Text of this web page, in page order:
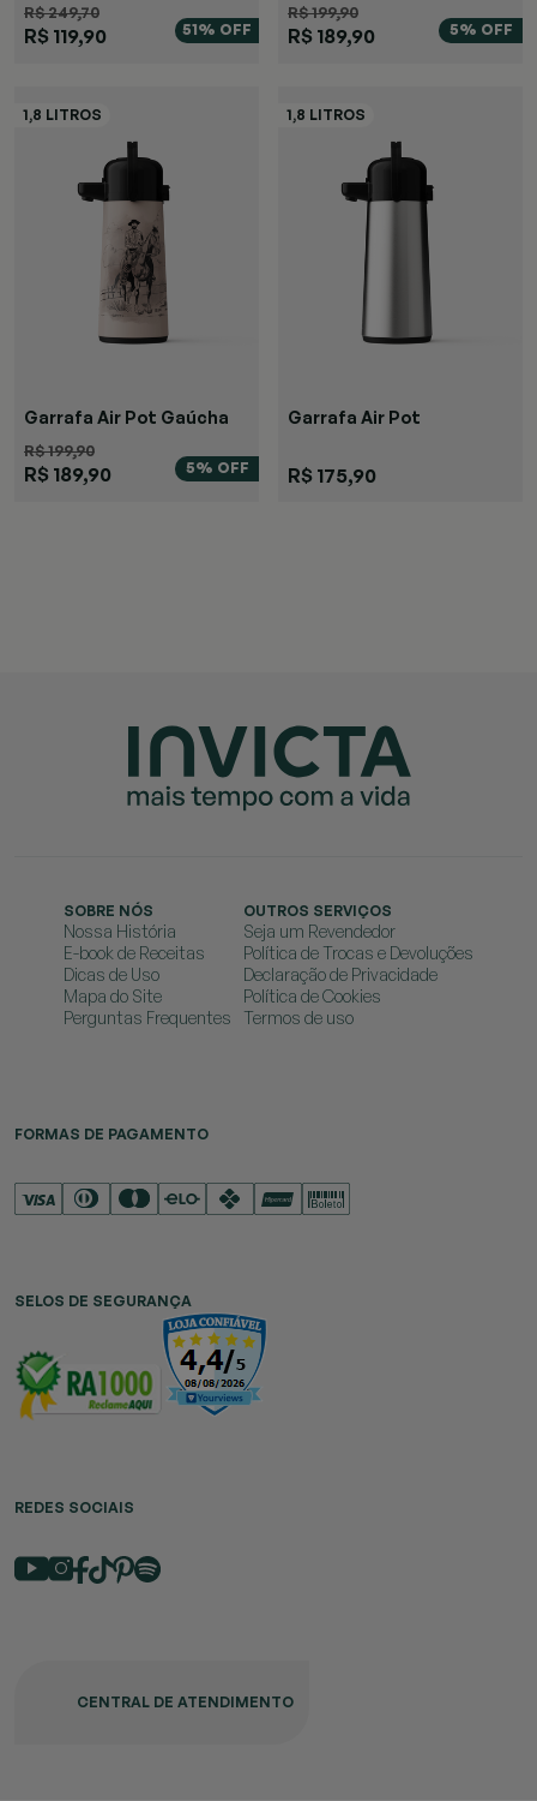
R$ 249,70
R$ 119,90 51% OFF
R$ 199,90
R$ 189,90 5% OFF
Garrafa Air Pot Gaúcha
R$ 199,90
R$ 189,90 5% OFF
Garrafa Air Pot
R$ 175,90
SOBRE NÓS
Nossa História
E-book de Receitas
Dicas de Uso
Mapa do Site
Perguntas Frequentes
OUTROS SERVIÇOS
Seja um Revendedor
Política de Trocas e Devoluções
Declaração de Privacidade
Política de Cookies
Termos de uso
FORMAS DE PAGAMENTO
SELOS DE SEGURANÇA
REDES SOCIAIS
CENTRAL DE ATENDIMENTO